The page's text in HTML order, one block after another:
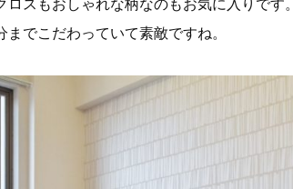
ロスもおしゃれな柄なのもお気に入りです。
までこだわっていて素敵ですね。